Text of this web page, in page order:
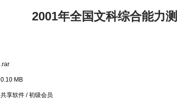
2001年全国文科综合能力
.rar
0.10 MB
共享软件 / 初级会员